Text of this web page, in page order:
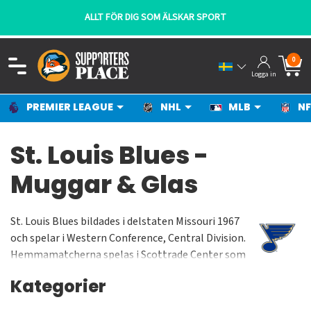
SOM ÄLSKAR SPORT
Logga in
0
PREMIER LEAGUE NHL MLB
St. Louis Blues -
Muggar & Glas
St. Louis Blues bildades i delstaten Missouri 1967
och spelar i Western Conference, Central Division.
Hemmamatcherna spelas i Scottrade Center som
match. The Blues är äldsta laget som aldrig vunnit
Kategorier